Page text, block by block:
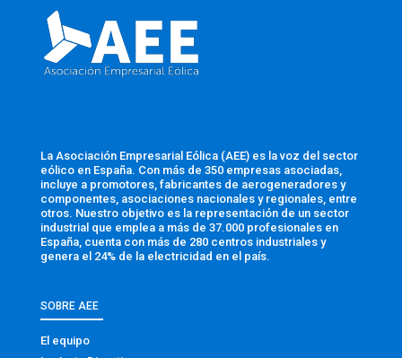
La Asociación Empresarial Eólica (AEE) es la voz del sector
eólico en España. Con más de 350 empresas asociadas,
incluye a promotores, fabricantes de aerogeneradores y
componentes, asociaciones nacionales y regionales, entre
otros. Nuestro objetivo es la representación de un sector
industrial que emplea a más de 37.000 profesionales en
España, cuenta con más de 280 centros industriales y
genera el 24% de la electricidad en el país.
SOBRE AEE
El equipo